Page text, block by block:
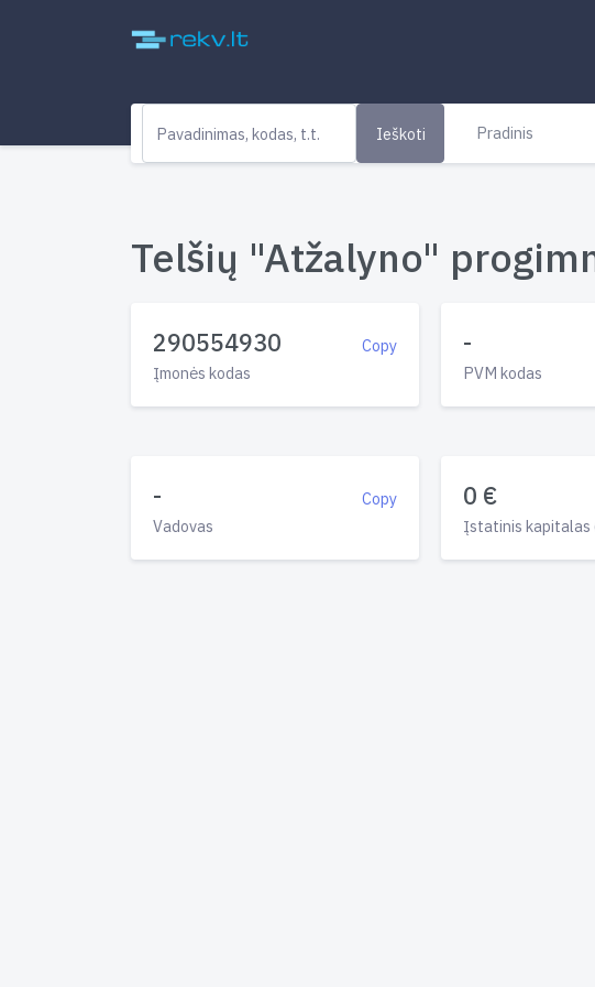
Ieškoti Pradinis
Telšių "Atžalyno"
Copy
290554930
Įmonės kodas
-
PVM kodas
Copy
-
Vadovas
0 €
Įstatinis kapitalas